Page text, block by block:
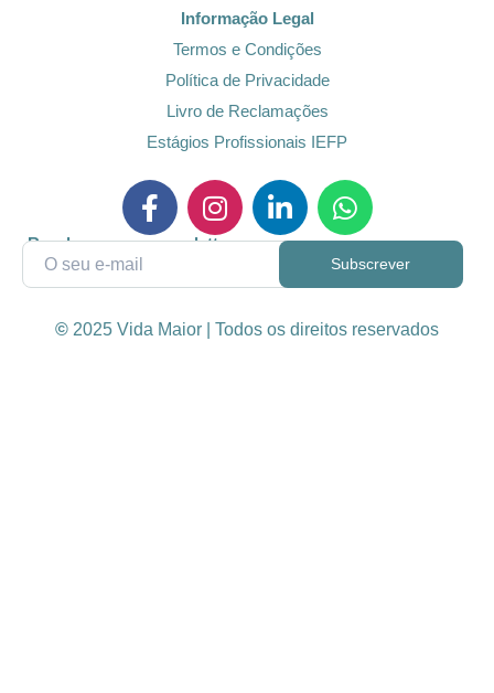
Informação Legal
Termos e Condições
Política de Privacidade
Livro de Reclamações
Estágios Profissionais IEFP
Receba a nossa newsletter
© 2025 Vida Maior | Todos os direitos reservados